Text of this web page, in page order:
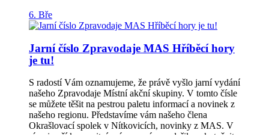
destinace Kroměřížsko (Bc. Alena Horáková a Mgr.
Veronika Kuklová)– vás seznámí s možnostmi
Destinace Kroměřížsko plánuje v roce 2025 více
propagovat právě místní výrobce z ORP Kroměříž. Co
vše chystají se dozvíte na setkání.A hlavně přijďte
diskutovat se zástupci MAS o možnostech spolupráce a
vaší propagace či jiné formy podpory. Zástupci MAS
vás seznámí se současnými plány propagace a podpory
producentů a výrobců z území MAS HH. Chystáme na
rok 2025 novinky, ale moc rádi uslyšíme také vaše
6. Bře
Jarní číslo Zpravodaje MAS Hříběcí hory
je tu!
S radostí Vám oznamujeme, že právě vyšlo jarní vydání
našeho Zpravodaje Místní akční skupiny. V tomto čísle
se můžete těšit na pestrou paletu informací a novinek z
našeho regionu. Představíme vám našeho člena
Okrašlovací spolek v Nítkovicích, novinky z MAS. V